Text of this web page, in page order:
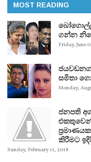
MOST READING
ගන්න
Friday, June
සමිතා
Monday,
ජනපති
එකතුවෙන්
කිරීමට
Sunday, February 11, 2018